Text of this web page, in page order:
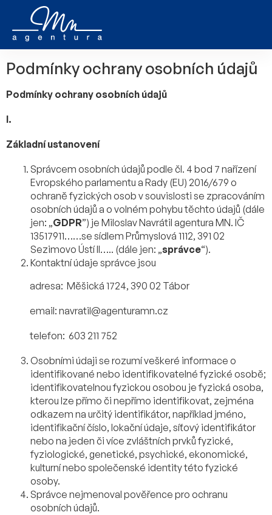
obsah
Podmínky ochrany osobních údajů
Podmínky ochrany osobních údajů
I.
Základní ustanovení
Správcem osobních údajů podle čl. 4 bod 7 nařízení
Evropského parlamentu a Rady (EU) 2016/679 o
ochraně fyzických osob v souvislosti se zpracováním
osobních údajů a o volném pohybu těchto údajů (dále
jen: „GDPR”) je Miloslav Navrátil agentura MN. IČ
13517911……se sídlem Průmyslová 1112, 391 02
Sezimovo Ústí II….. (dále jen: „správce“).
Kontaktní údaje správce jsou
adresa: Měšická 1724, 390 02 Tábor
email: navratil@agenturamn.cz
telefon: 603 211 752
Osobními údaji se rozumí veškeré informace o
identifikované nebo identifikovatelné fyzické osobě;
identifikovatelnou fyzickou osobou je fyzická osoba,
kterou lze přímo či nepřímo identifikovat, zejména
odkazem na určitý identifikátor, například jméno,
identifikační číslo, lokační údaje, síťový identifikátor
nebo na jeden či více zvláštních prvků fyzické,
fyziologické, genetické, psychické, ekonomické,
kulturní nebo společenské identity této fyzické
osoby.
Správce nejmenoval pověřence pro ochranu
osobních údajů.